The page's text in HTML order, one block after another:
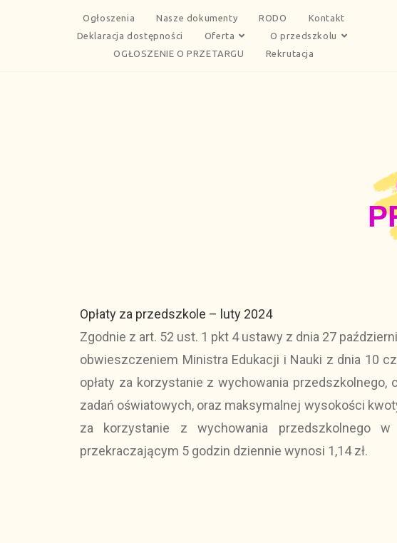
Ogłoszenia Nasze dokumenty RODO
Kontakt
Deklaracja dostępności
Oferta
O przedszkolu
OGŁOSZENIE O PRZETARGU
Rekrutacja
Opłaty za przedszkole – luty 2024
Zgodnie z art. 52 ust. 1 pkt 4 ustawy z dnia 27
obwieszczeniem Ministra Edukacji i Nauki z dnia 10
opłaty za korzystanie z wychowania
zadań oświatowych, oraz maksymalnej wysokości
za korzystanie z wychowania przedszkolnego
przekraczającym 5 godzin dziennie wynosi 1,14 zł.